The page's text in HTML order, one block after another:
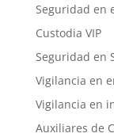
Seguridad en
Custodia VIP
Seguridad en
Vigilancia en
Vigilancia en
Auxiliares de